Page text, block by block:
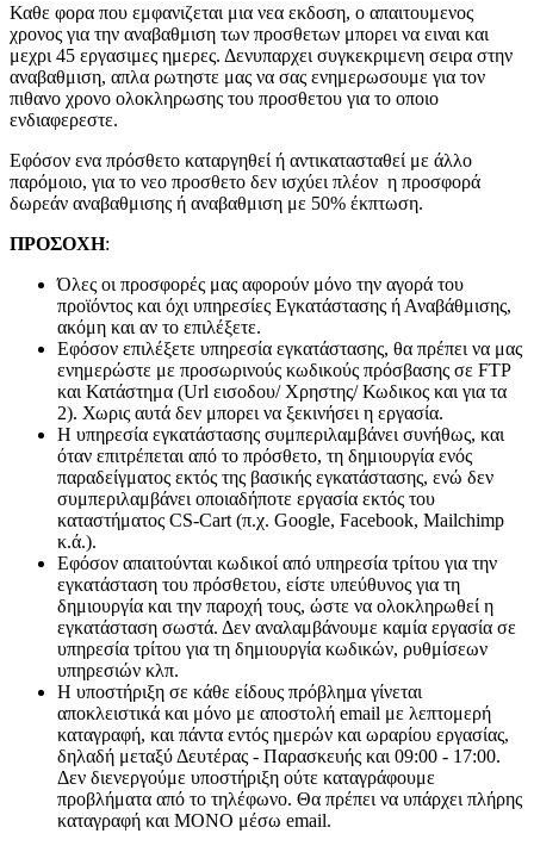
Καθε φορα που εμφανιζεται μια νεα εκδοση, ο απαιτουμενος
χρονος για την αναβαθμιση των προσθετων μπορει να ειναι και
μεχρι 45 εργασιμες ημερες. Δενυπαρχει συγκεκριμενη σειρα στην
αναβαθμιση, απλα ρωτηστε μας να σας ενημερωσουμε για τον
πιθανο χρονο ολοκληρωσης του προσθετου για το οποιο
ενδιαφερεστε.
Εφόσον ενα πρόσθετο καταργηθεί ή αντικατασταθεί με άλλο
παρόμοιο, για το νεο προσθετο δεν ισχύει πλέον η προσφορά
δωρεάν αναβαθμισης ή αναβαθμιση με 50% έκπτωση.
ΠΡΟΣΟΧΗ:
Όλες οι προσφορές μας αφορούν μόνο την αγορά του
προϊόντος και όχι υπηρεσίες Εγκατάστασης ή Αναβάθμισης,
ακόμη και αν το επιλέξετε.
Εφόσον επιλέξετε υπηρεσία εγκατάστασης, θα πρέπει να μας
ενημερώστε με προσωρινούς κωδικούς πρόσβασης σε FTP
και Κατάστημα (Url εισοδου/ Χρηστης/ Κωδικος και για τα
2). Χωρις αυτά δεν μπορει να ξεκινήσει η εργασία.
Η υπηρεσία εγκατάστασης συμπεριλαμβάνει συνήθως, και
όταν επιτρέπεται από το πρόσθετο, τη δημιουργία ενός
παραδείγματος εκτός της βασικής εγκατάστασης, ενώ δεν
συμπεριλαμβάνει οποιαδήποτε εργασία εκτός του
καταστήματος CS-Cart (π.χ. Google, Facebook, Mailchimp
κ.ά.).
Εφόσον απαιτούνται κωδικοί από υπηρεσία τρίτου για την
εγκατάσταση του πρόσθετου, είστε υπεύθυνος για τη
δημιουργία και την παροχή τους, ώστε να ολοκληρωθεί η
εγκατάσταση σωστά. Δεν αναλαμβάνουμε καμία εργασία σε
υπηρεσία τρίτου για τη δημιουργία κωδικών, ρυθμίσεων
υπηρεσιών κλπ.
Η υποστήριξη σε κάθε είδους πρόβλημα γίνεται
αποκλειστικά και μόνο με αποστολή email με λεπτομερή
καταγραφή, και πάντα εντός ημερών και ωραρίου εργασίας,
δηλαδή μεταξύ Δευτέρας - Παρασκευής και 09:00 - 17:00.
Δεν διενεργούμε υποστήριξη ούτε καταγράφουμε
προβλήματα από το τηλέφωνο. Θα πρέπει να υπάρχει πλήρης
καταγραφή και ΜΟΝΟ μέσω email.